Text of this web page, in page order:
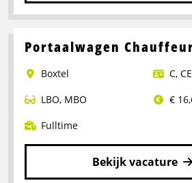
Lees
over
CE
Portaalwagen
Boxtel C, CE
LBO, MBO
€
Fulltime
Bekijk vacature